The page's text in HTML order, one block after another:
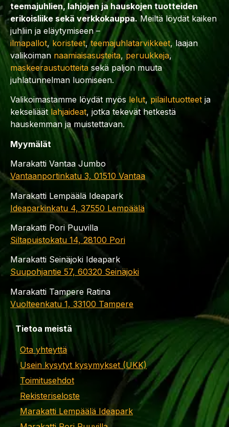
teemajuhlien, lahjojen ja hauskojen tuotteiden
erikoisliike sekä verkkokauppa. Meiltä löydät kaiken
juhliin ja eläytymiseen –
ilmapallot, koristeet,teemajuhlatarvikkeet, laajan
valikoiman naamiaisasusteita, peruukkeja,
maskeeraustuotteita sekä paljon muuta
juhlatunnelman luomiseen.
Valikoimastamme löydät myös lelut,pilailutuotteet ja
kekseliäät lahjaideat, jotka tekevät hetkestä
hauskemman ja muistettavan.
Myymälät
Marakatti Vantaa Jumbo
Vantaanportinkatu 3, 01510 Vantaa
Marakatti Lempäälä Ideapark
Ideaparkinkatu 4, 37550 Lempäälä
Marakatti Pori Puuvilla
Siltapuistokatu 14, 28100 Pori
Marakatti Seinäjoki Ideapark
Suupohjantie 57, 60320 Seinäjoki
Marakatti Tampere Ratina
Vuolteenkatu 1, 33100 Tampere
Tietoa meistä
Ota yhteyttä
Usein kysytyt kysymykset (UKK)
Toimitusehdot
Rekisteriseloste
Marakatti Lempäälä Ideapark